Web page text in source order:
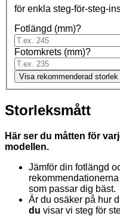
för enkla steg-för-steg-
Fotlängd (mm)?
Fotomkrets (mm)?
Visa rekommenderad storlek
Storleksmått
Här ser du måtten för
modellen.
Jämför din fotlängd
som passar dig bäst.
Är du osäker på hur
du visar vi steg för